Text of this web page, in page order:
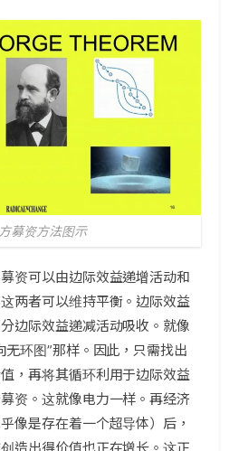
募资方法图示
资可以由边际效益递增活动和
两者可以维持平衡。边际效益
边际效益递减活动吸收。就像
环图”那样。因此，只需找出
，再将其循环利用于边际效益
资。这就像电力一样。再经济
像是存在着一个超导体）后，